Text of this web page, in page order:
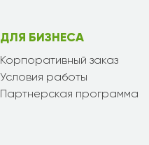
ДЛЯ БИЗНЕСА
Корпоративный заказ
Условия работы
Партнерская программа